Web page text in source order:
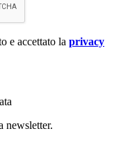
e accettato la privacy
newsletter.